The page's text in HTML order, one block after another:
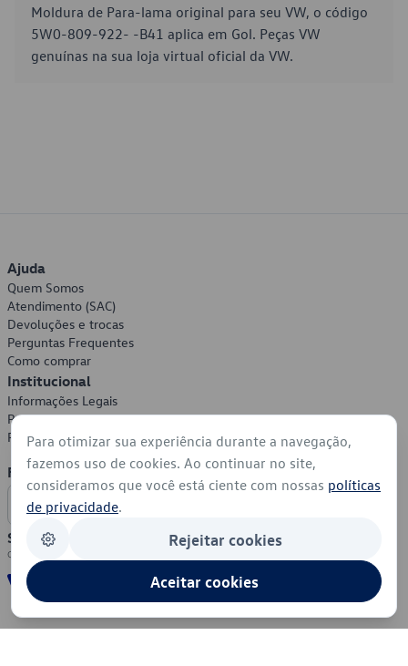
Moldura de Para-lama original para seu VW, o código
5W0-809-922- -B41 aplica em Gol. Peças VW
genuínas na sua loja virtual oficial da VW.
Ajuda
Quem Somos
Atendimento (SAC)
Devoluções e trocas
Perguntas Frequentes
Como comprar
Institucional
Informações Legais
Política de Privacidade
Política de Cookies
Formas de Pagamento
Segurança
Para otimizar sua experiência durante a navegação,
fazemos uso de cookies. Ao continuar no site,
consideramos que você está ciente com nossas políticas
de privacidade.
Rejeitar cookies
Aceitar cookies